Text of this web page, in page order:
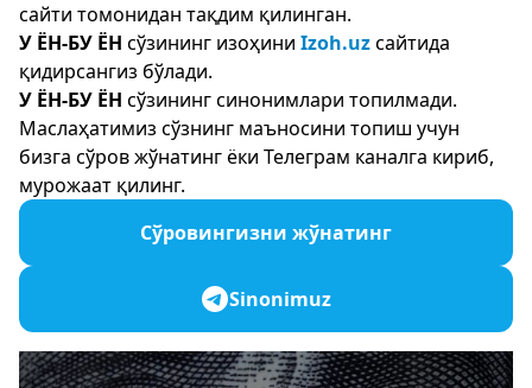
сайти томонидан тақдим қилинган.
У ЁН-БУ ЁН сўзининг изоҳини Izoh.uzсайтида
қидирсангиз бўлади.
У ЁН-БУ ЁН сўзининг синонимлари топилмади.
Маслаҳатимиз сўзнинг маъносини топиш учун
бизга сўров жўнатинг ёки Телеграм каналга кириб,
мурожаат қилинг.
Сўровингизни жўнатинг
Sinonimuz